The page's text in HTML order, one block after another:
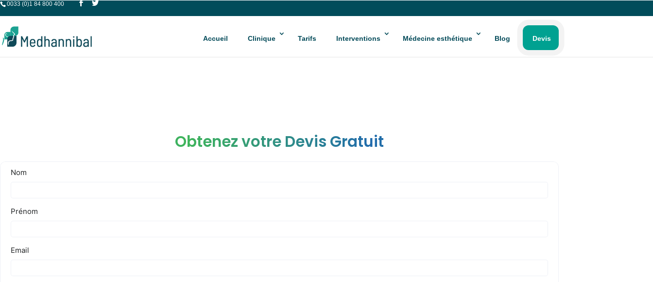
0033 (0)1 84 800 400
Accueil Clinique Tarifs Interventions Médecine esthétique Blog Devis
Obtenez votre Devis Gratuit